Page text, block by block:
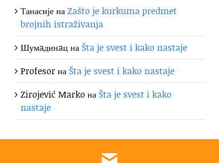
ТанасијенаZašto je kurkuma predmet
brojnih istraživanja
Шумaдинaцна Šta je svest i kako nastaje
Profesorна Šta je svest i kako nastaje
Zirojević Marko на Šta je svest i kako
nastaje